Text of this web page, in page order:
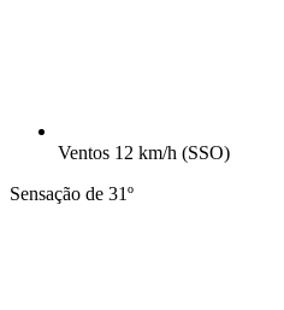
Ventos 12 km/h (SSO)
Sensação de 31º